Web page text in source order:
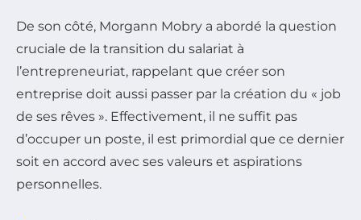
De son côté, Morgann Mobry a abordé la question
cruciale de la transition du salariat à
l’entrepreneuriat, rappelant que créer son
entreprise doit aussi passer par la création du « job
de ses rêves ». Effectivement, il ne suffit pas
d’occuper un poste, il est primordial que ce dernier
soit en accord avec ses valeurs et aspirations
personnelles.